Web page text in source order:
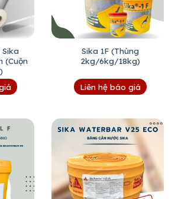
Sika
(Cuộn
Sika 1F (Thùng
2kg/6kg/18kg)
Liên hệ báo giá